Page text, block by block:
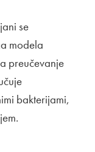
se
modela
preučevanje
bakterijami,